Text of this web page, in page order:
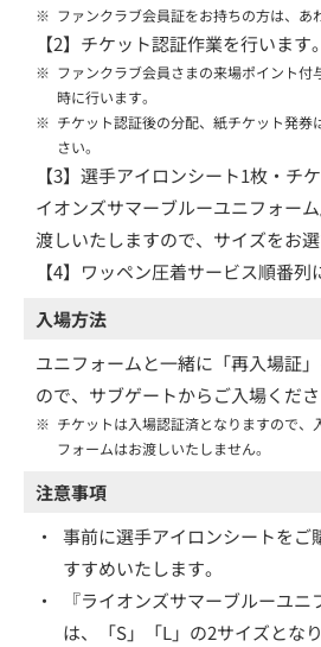
※ ファンクラブ会員証をお持ちの方は、あ
【2】チケット認証作業を行います。
※ ファンクラブ会員さまの来場ポイント付
時に行います。
※ チケット認証後の分配、紙チケット発券
さい。
【3】選手アイロンシート1枚・チ
イオンズサマーブルーユニフォー
渡しいたしますので、サイズをお選
【4】ワッペン圧着サービス順番列
入場方法
ユニフォームと一緒に「再入場証
ので、サブゲートからご入場くださ
※ チケットは入場認証済となりますので、
フォームはお渡しいたしません。
注意事項
・
事前に選手アイロンシートをご
すすめいたします。
・
『ライオンズサマーブルーユ
は、「S」「L」の2サイズとな